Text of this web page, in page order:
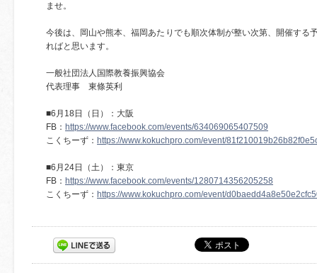
ませ。
今後は、岡山や熊本、福岡あたりでも順次体制が整い次第、開催する
ればと思います。
一般社団法人国際教養振興協会
代表理事 東條英利
■6月18日（日）：大阪
FB： https://www.facebook.com/events/634069065407509
こくちーず： https://www.kokuchpro.com/event/
■6月24日（土）：東京
FB： https://www.facebook.com/events/1280714356205258
こくちーず： https://www.kokuchpro.com/event/